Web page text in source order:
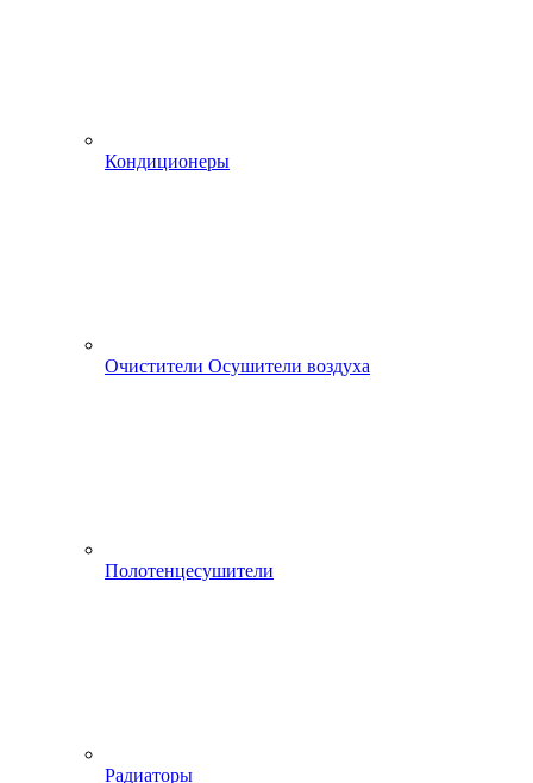
Кондиционеры
Очистители Осушители воздуха
Полотенцесушители
Радиаторы